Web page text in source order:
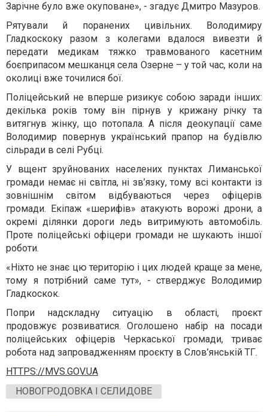
Зарічне було вже окуповане», - згадує Дмитро Мазуров.
Рятували й поранених цивільних. Володимиру
Гладкоскоку разом з колегами вдалося вивезти й
передати медикам тяжко травмованого касетним
боєприпасом мешканця села Озерне – у той час, коли на
околиці вже точилися бої.
Поліцейський не вперше ризикує собою заради інших:
декілька років тому він пірнув у крижану річку та
витягнув жінку, що потопала. А після деокупації саме
Володимир повернув український прапор на будівлю
сільради в селі Рубці.
У вщент зруйнованих населених пунктах Лиманської
громади немає ні світла, ні зв’язку, тому всі контакти із
зовнішнім світом відбуваються через офіцерів
громади. Екіпаж «шерифів» атакують ворожі дрони, а
окремі ділянки дороги ледь витримують автомобіль.
Проте поліцейські офіцери громади не шукають іншої
роботи.
«Ніхто не знає цю територію і цих людей краще за мене,
тому я потрібний саме тут», - стверджує Володимир
Гладкоскок.
Попри надскладну ситуацію в області, проєкт
продовжує розвиватися. Оголошено набір на посади
поліцейських офіцерів Черкаської громади, триває
робота над запровадженням проєкту в Слов’янській ТГ.
HTTPS://MVS.GOV.UA
НОВОГРОДОВКА І СЕЛИДОВЕ